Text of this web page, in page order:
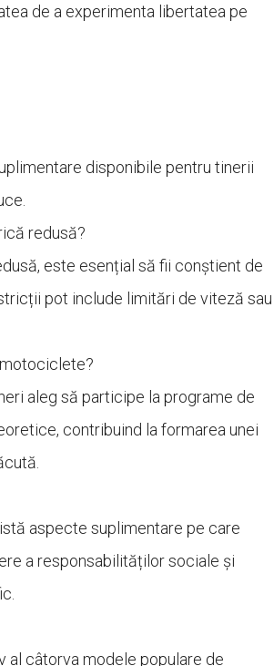
de a experimenta libertatea pe
disponibile pentru tinerii
redusă?
este esențial să fii conștient de
pot include limitări de viteză sau
aleg să participe la programe de
contribuind la formarea unei
aspecte suplimentare pe care
a responsabilităților sociale și
al câtorva modele populare de